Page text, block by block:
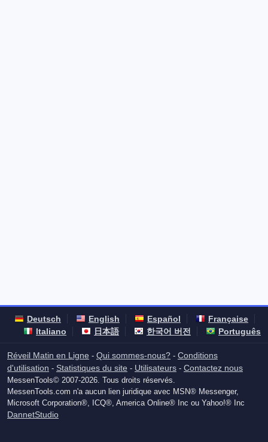
Deutsch English Español
Française
Italiano
日本語 한국어 버전 Português
Réveil Matin en Ligne - Qui sommes-nous? - Conditions
d'utilisation - Statistiques du site - Utilisateurs - Contactez nous
MessenTools© 2007-2026. Tous droits réservés.
MessenTools.com n'a aucun lien juridique avec MSN® Messenger,
Microsoft Corporation®, ICQ®, America Online® Inc ou Yahoo!® Inc
DannetStudio